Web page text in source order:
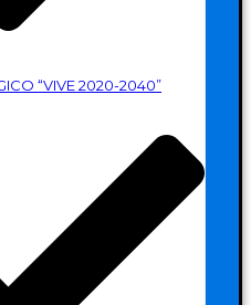
“VIVE 2020-2040”